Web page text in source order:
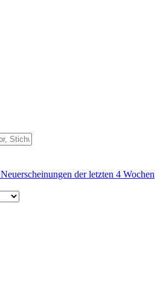
Neuerscheinungen der letzten 4 Wochen